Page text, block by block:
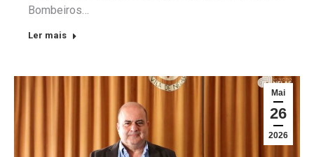
Bombeiros…
Ler mais
Mai
26
2026